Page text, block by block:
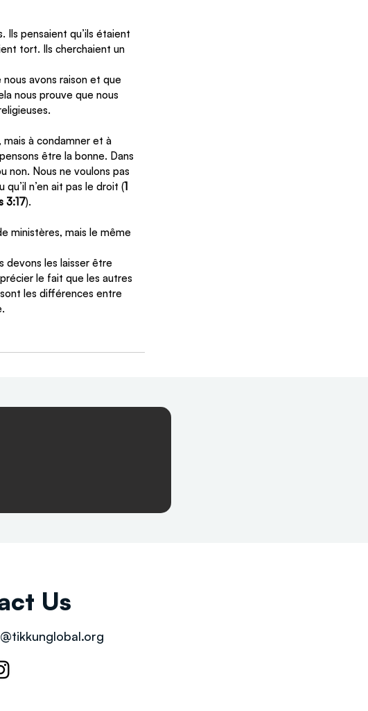
Ils pensaient qu’ils étaient
tort. Ils cherchaient un
avons raison et que
nous prouve que nous
à condamner et à
être la bonne. Dans
non. Nous ne voulons pas
qu’il n’en ait pas le droit (1
3:17).
ministères, mais le même
devons les laisser être
le fait que les autres
les différences entre
Us